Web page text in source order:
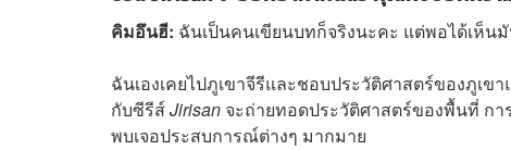
คิมอึนฮี: ฉันเป็นคนเขียนบทก็จริงนะคะ แต่พอได้เห็น
ฉันเองเคยไปภูเขาจีรีและชอบประวัติศาสตร์ของภูเ
กับซีรีส์Jirisan จะถ่ายทอดประวัติศาสตร์ของพื้นที่ ก
พบเจอประสบการณ์ต่างๆ มากมาย